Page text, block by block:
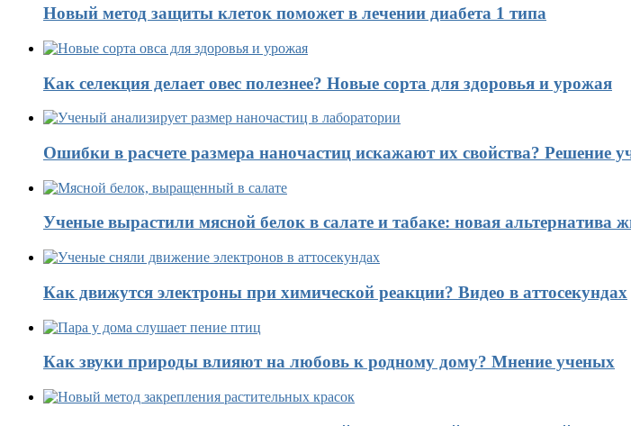
Новый метод защиты клеток поможет в лечении диабета 1 типа
Как селекция делает овес полезнее? Новые сорта для здоровья и урожая
Ошибки в расчете размера наночастиц искажают их свойства? Решение
Ученые вырастили мясной белок в салате и табаке: новая альтернатива
Как движутся электроны при химической реакции? Видео в аттосекундах
Как звуки природы влияют на любовь к родному дому? Мнение ученых